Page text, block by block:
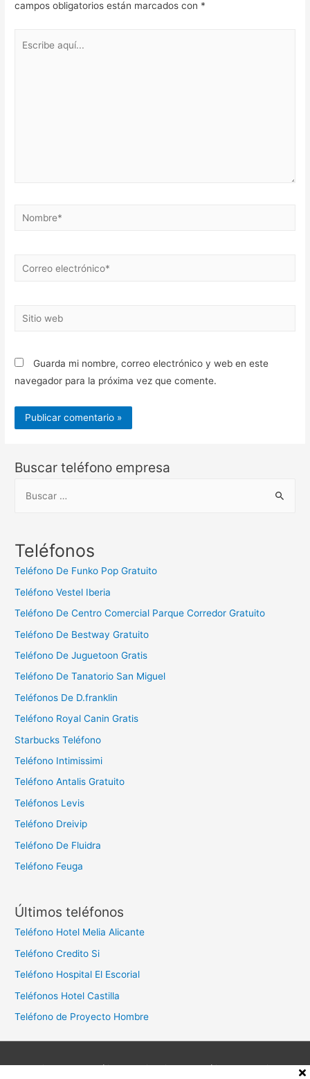
campos obligatorios están marcados con *
Nombre*
Correo
Sitio
Guarda mi nombre, correo electrónico y web en este
navegador para la próxima vez que comente.
Buscar teléfono empresa
c
:
Teléfonos
Teléfono De Funko Pop Gratuito
Teléfono Vestel Iberia
Teléfono De Centro Comercial Parque Corredor Gratuito
Teléfono De Bestway Gratuito
Teléfono De Juguetoon Gratis
Teléfono De Tanatorio San Miguel
Teléfonos De D.franklin
Teléfono Royal Canin Gratis
Starbucks Teléfono
Teléfono Intimissimi
Teléfono Antalis Gratuito
Teléfonos Levis
Teléfono Dreivip
Teléfono De Fluidra
Teléfono Feuga
Últimos teléfonos
Teléfono Hotel Melia Alicante
Teléfono Credito Si
Teléfono Hospital El Escorial
Teléfonos Hotel Castilla
Teléfono de Proyecto Hombre
Aviso legal Política de privacidad Política de cookies